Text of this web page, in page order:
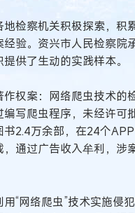
检察机关积极探索，积
验。资兴市人民检察院
供了生动的实践样本。
权案：网络爬虫技术的
写爬虫程序，未经许可
2.4万余部，在24个APP
通过广告收入牟利，涉
“网络爬虫”技术实施侵